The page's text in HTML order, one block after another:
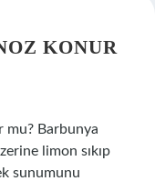
KONUR
mu? Barbunya
limon sıkıp
sunumunu